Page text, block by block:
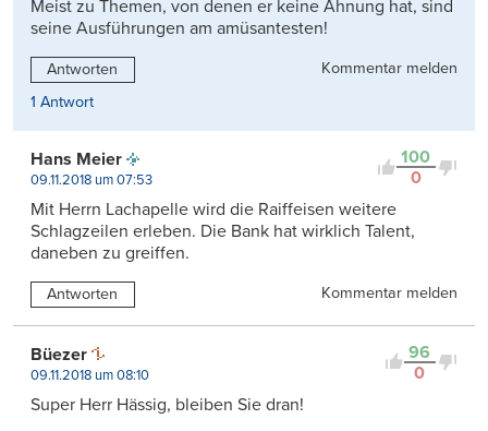
Meist zu Themen, von denen er keine Ahnung hat, sind
seine Ausführungen am amüsantesten!
Antworten
Kommentar melden
1 Antwort
100
0
Hans Meier
09.11.2018 um 07:53
Mit Herrn Lachapelle wird die Raiffeisen weitere
Schlagzeilen erleben. Die Bank hat wirklich Talent,
daneben zu greiffen.
Antworten Kommentar melden
96
0
Büezer
09.11.2018 um 08:10
Super Herr Hässig, bleiben Sie dran!